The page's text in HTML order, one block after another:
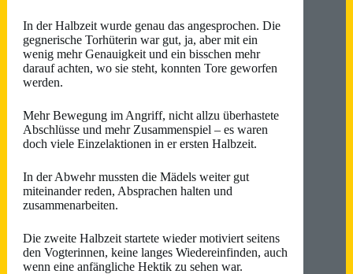
In der Halbzeit wurde genau das angesprochen. Die
gegnerische Torhüterin war gut, ja, aber mit ein
wenig mehr Genauigkeit und ein bisschen mehr
darauf achten, wo sie steht, konnten Tore geworfen
werden.
Mehr Bewegung im Angriff, nicht allzu überhastete
Abschlüsse und mehr Zusammenspiel – es waren
doch viele Einzelaktionen in er ersten Halbzeit.
In der Abwehr mussten die Mädels weiter gut
miteinander reden, Absprachen halten und
zusammenarbeiten.
Die zweite Halbzeit startete wieder motiviert seitens
den Vogterinnen, keine langes Wiedereinfinden, auch
wenn eine anfängliche Hektik zu sehen war.